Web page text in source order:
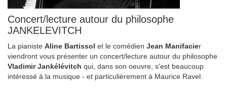
Concert/lecture autour du philosophe
JANKELEVITCH
La pianiste Aline Bartissol et le comédien Jean Manifacier
viendront vous présenter un concert/lecture autour du philosophe
Vladimir Jankélévitch qui, dans son oeuvre, s'est beaucoup
intéressé à la musique - et particulièrement à Maurice Ravel.